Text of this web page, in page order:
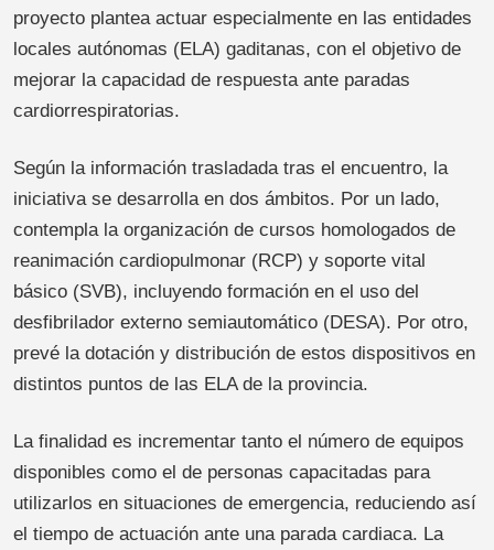
proyecto plantea actuar especialmente en las entidades
locales autónomas (ELA) gaditanas, con el objetivo de
mejorar la capacidad de respuesta ante paradas
cardiorrespiratorias.
Según la información trasladada tras el encuentro, la
iniciativa se desarrolla en dos ámbitos. Por un lado,
contempla la organización de cursos homologados de
reanimación cardiopulmonar (RCP) y soporte vital
básico (SVB), incluyendo formación en el uso del
desfibrilador externo semiautomático (DESA). Por otro,
prevé la dotación y distribución de estos dispositivos en
distintos puntos de las ELA de la provincia.
La finalidad es incrementar tanto el número de equipos
disponibles como el de personas capacitadas para
utilizarlos en situaciones de emergencia, reduciendo así
el tiempo de actuación ante una parada cardiaca. La